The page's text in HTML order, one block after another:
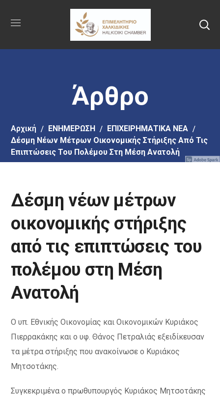
στο
περιεχόμενο
Άρθρο
Αρχική EΝΗΜΕΡΩΣΗ
ΕΠΙΧΕΙΡΗΜΑΤΙΚΑ ΝΕΑ
Δέσμη Νέων Μέτρων Οικονομικής Στήριξης Από Τις
Επιπτώσεις Του Πολέμου Στη Μέση Ανατολή
Δέσμη νέων μέτρων
οικονομικής στήριξης
από τις επιπτώσεις του
πολέμου στη Μέση
Ανατολή
Ο υπ. Εθνικής Οικονομίας και Οικονομικών Κυριάκος
Πιερρακάκης και ο υφ. Θάνος Πετραλιάς εξειδίκευσαν
τα μέτρα στήριξης που ανακοίνωσε ο Κυριάκος
Μητσοτάκης.
Συγκεκριμένα ο πρωθυπουργός Κυριάκος Μητσοτάκης